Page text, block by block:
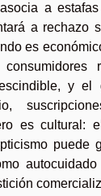
a
a rechazo
es
consumidores
y el
es cultural:
puede
autocuidado